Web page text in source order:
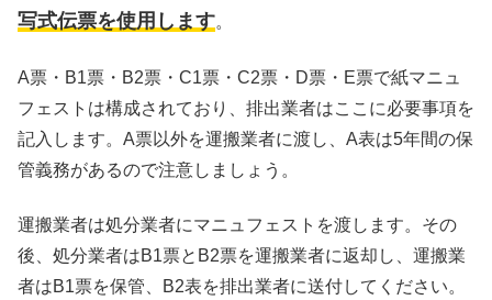
写式伝票を使用します。
A票・B1票・B2票・C1票・C2票・D票・E票で紙マニュ
フェストは構成されており、排出業者はここに必要事項を
記入します。A票以外を運搬業者に渡し、A表は5年間の保
管義務があるので注意しましょう。
運搬業者は処分業者にマニュフェストを渡します。その
後、処分業者はB1票とB2票を運搬業者に返却し、運搬業
者はB1票を保管、B2表を排出業者に送付してください。